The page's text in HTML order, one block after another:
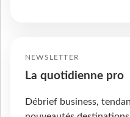
NEWSLETTER
La quotidienne pro
Débrief business,